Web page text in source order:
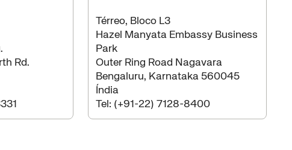
Rd.
Térreo, Bloco L3
Hazel Manyata Embassy Business
Park
Outer Ring Road Nagavara
Bengaluru, Karnataka 560045
Índia
Tel: (+91-22) 7128-8400